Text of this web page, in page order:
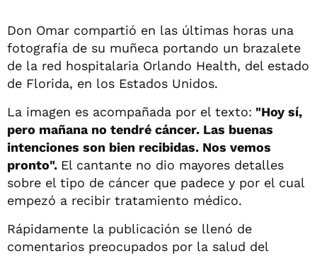
Don Omar compartió en las últimas horas una
fotografía de su muñeca portando un brazalete
de la red hospitalaria Orlando Health, del estado
de Florida, en los Estados Unidos.
La imagen es acompañada por el texto: "Hoy sí,
pero mañana no tendré cáncer. Las buenas
intenciones son bien recibidas. Nos vemos
pronto". El cantante no dio mayores detalles
sobre el tipo de cáncer que padece y por el cual
empezó a recibir tratamiento médico.
Rápidamente la publicación se llenó de
comentarios preocupados por la salud del